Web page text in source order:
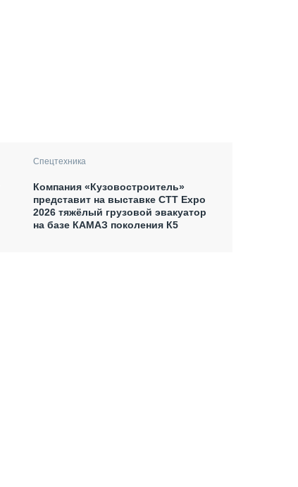
Спецтехника
Компания «Кузовостроитель»
представит на выставке CTT Expo
2026 тяжёлый грузовой эвакуатор
на базе КАМАЗ поколения К5